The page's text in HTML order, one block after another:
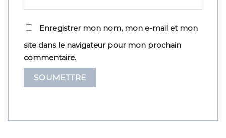
Enregistrer mon nom, mon e-mail et mon
site dans le navigateur pour mon prochain
commentaire.